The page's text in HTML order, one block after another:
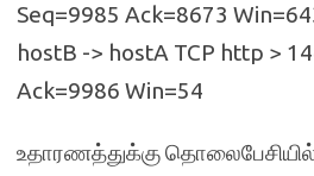
Seq=9985 Ack=8673
hostB -> hostA TCP http >
Ack=9986 Win=54
உதாரணத்துக்கு